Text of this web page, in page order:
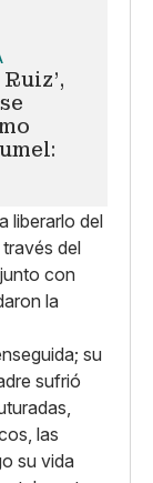
liberarlo del
del
con
la
su
sufrió
las
su vida